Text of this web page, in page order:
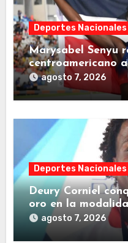
Deportes Nacionales
Marysabel Senyu
centroamericano
Juegos SD2026
agosto 7, 2026
Deportes Nacionales
Deury Corniel
oro en la
agosto 7, 2026